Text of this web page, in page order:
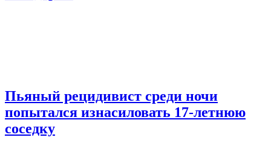
Пьяный рецидивист среди ночи
попытался изнасиловать 17-летнюю
соседку